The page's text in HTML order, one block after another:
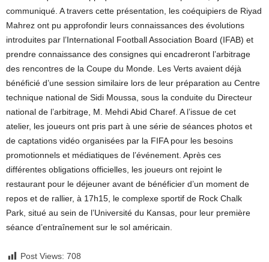
communiqué. A travers cette présentation, les coéquipiers de Riyad
Mahrez ont pu approfondir leurs connaissances des évolutions
introduites par l’International Football Association Board (IFAB) et
prendre connaissance des consignes qui encadreront l’arbitrage
des rencontres de la Coupe du Monde. Les Verts avaient déjà
bénéficié d’une session similaire lors de leur préparation au Centre
technique national de Sidi Moussa, sous la conduite du Directeur
national de l’arbitrage, M. Mehdi Abid Charef. A l’issue de cet
atelier, les joueurs ont pris part à une série de séances photos et
de captations vidéo organisées par la FIFA pour les besoins
promotionnels et médiatiques de l’événement. Après ces
différentes obligations officielles, les joueurs ont rejoint le
restaurant pour le déjeuner avant de bénéficier d’un moment de
repos et de rallier, à 17h15, le complexe sportif de Rock Chalk
Park, situé au sein de l’Université du Kansas, pour leur première
séance d’entraînement sur le sol américain.
Post Views: 708